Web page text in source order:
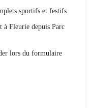
sportifs et festifs
à Fleurie depuis Parc
lors du formulaire